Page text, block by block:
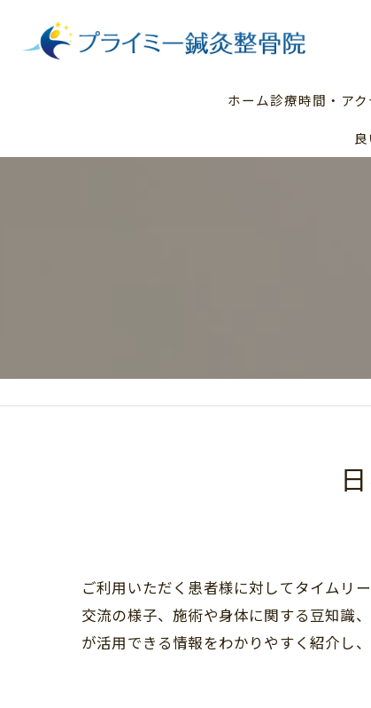
ホーム診療時間・アク
ご利用いただく患者様に対してタイムリ
交流の様子、施術や身体に関する豆知識
が活用できる情報をわかりやすく紹介し